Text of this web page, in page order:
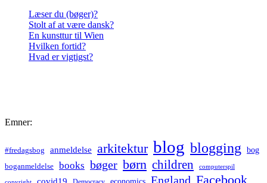
Læser du (bøger)?
Stolt af at være dansk?
En kunsttur til Wien
Hvilken fortid?
Hvad er vigtigst?
Emner:
#fredagsbog anmeldelse arkitektur blog blogging bog
boganmeldelse books bøger børn children computerspil
England Facebook